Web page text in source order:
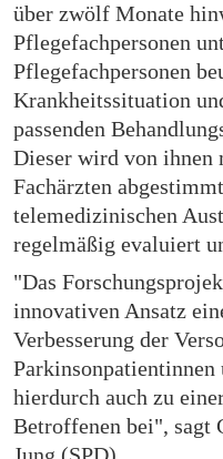
über zwölf Monate
Pflegefachpersonen
Pflegefachpersonen
Krankheitssituation
passenden
Dieser wird von ihnen
Fachärzten
telemedizinischen
regelmäßig evaluiert
"Das
innovativen Ansatz
Verbesserung der
hierdurch auch zu
Betroffenen bei", sagt